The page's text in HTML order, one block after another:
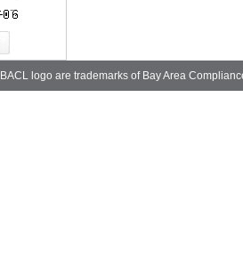
BACL logo are trademarks of Bay Area